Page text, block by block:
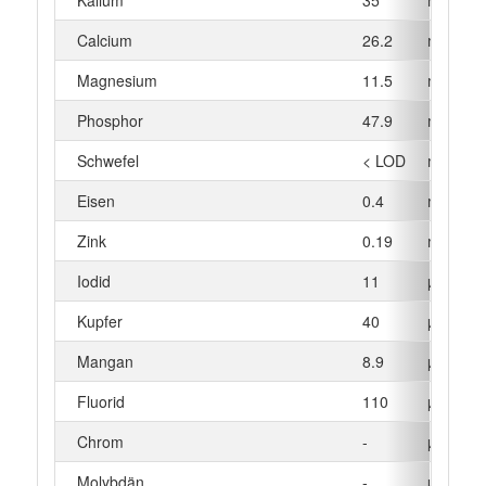
Calcium
26.2
mg
Magnesium
11.5
mg
Phosphor
47.9
mg
Schwefel
< LOD
mg
Eisen
0.4
mg
Zink
0.19
mg
Iodid
11
µg
Kupfer
40
µg
Mangan
8.9
µg
Fluorid
110
µg
Chrom
-
µg
Molybdän
- µg